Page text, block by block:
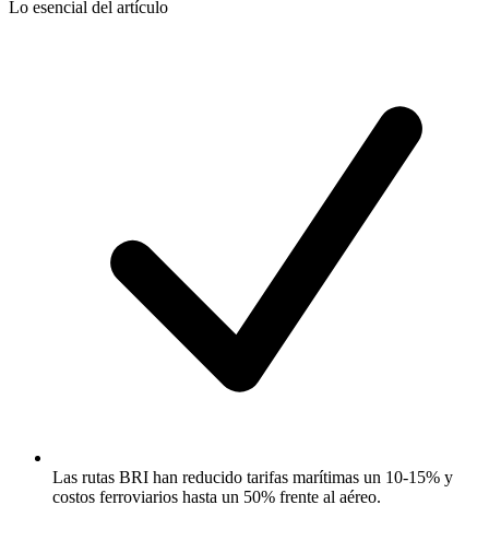
Lo esencial del artículo
Las rutas BRI han reducido tarifas marítimas un 10-15% y
costos ferroviarios hasta un 50% frente al aéreo.